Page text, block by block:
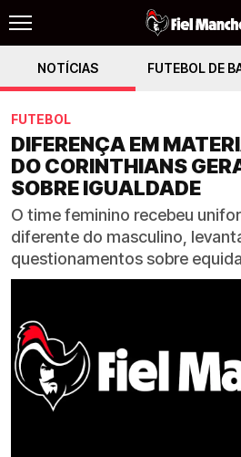
NOTÍCIAS FUTEBOL DE
FUTEBOL
DIFERENÇA EM
DO CORINTHIANS
SOBRE IGUALDADE
O time feminino recebeu
diferente do masculino,
questionamentos sobre